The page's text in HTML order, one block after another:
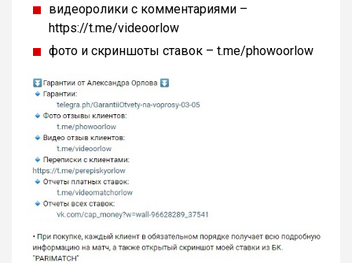
видеоролики с комментариями –
https://t.me/videoorlow
фото и скриншоты ставок – t.me/phowoorlow